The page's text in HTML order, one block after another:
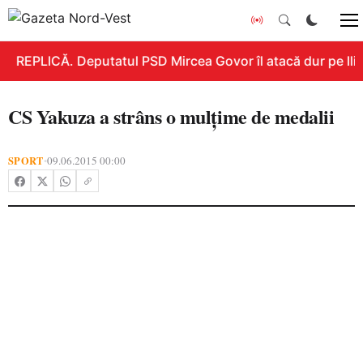
REPLICĂ. Deputatul PSD Mircea Govor îl atacă dur pe
CS Yakuza a strâns o mulţime de medalii
SPORT•09.06.2015 00:00